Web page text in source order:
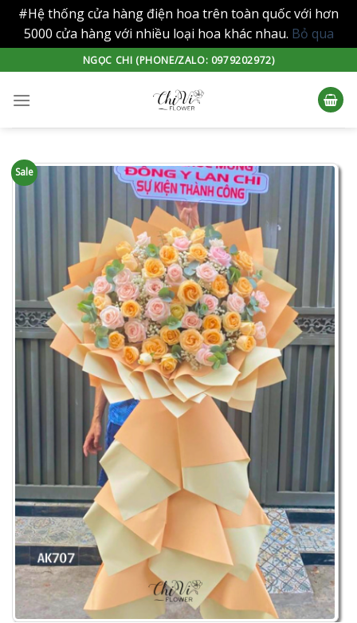
#Hệ thống cửa hàng điện hoa trên toàn quốc với hơn
5000 cửa hàng với nhiều loại hoa khác nhau. Bỏ qua
to
content
NGỌC CHI (PHONE/ZALO: 0979202972)
Sale